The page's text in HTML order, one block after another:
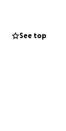
de
con
See top